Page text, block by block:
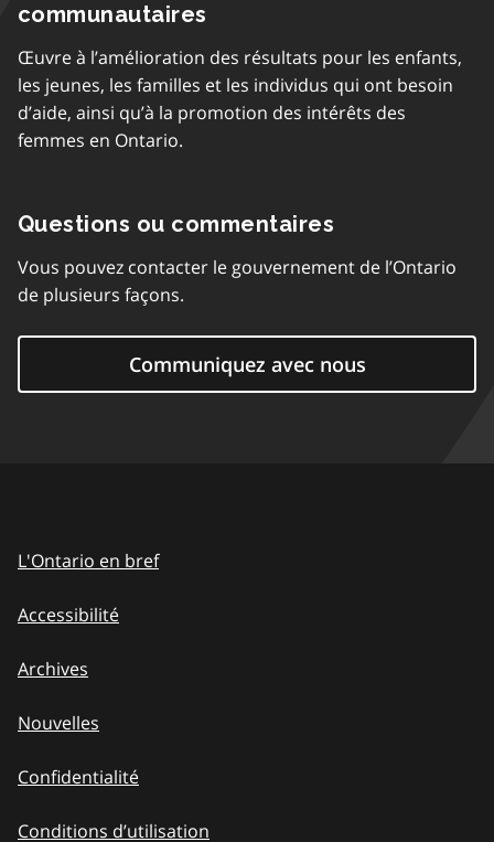
communautaires
Œuvre à l’amélioration des résultats pour les enfants,
les jeunes, les familles et les individus qui ont besoin
d’aide, ainsi qu’à la promotion des intérêts des
femmes en Ontario.
Questions ou commentaires
Vous pouvez contacter le gouvernement de l’Ontario
de plusieurs façons.
Communiquez avec nous
L'Ontario en bref
Accessibilité
Archives
Nouvelles
Confidentialité
Conditions d’utilisation